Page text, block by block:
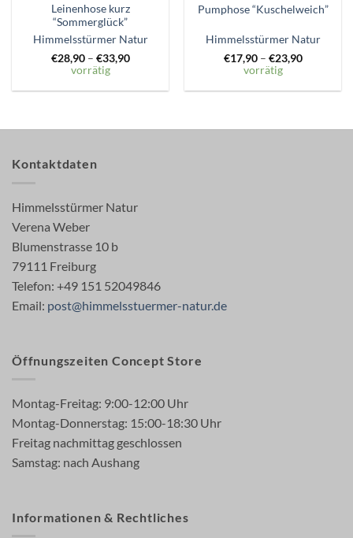
Leinenhose kurz
“Sommerglück”
Himmelsstürmer Natur
€28,90– €33,90
vorrätig
Pumphose “Kuschelweich”
Himmelsstürmer Natur
€17,90– €23,90
vorrätig
Kontaktdaten
Himmelsstürmer Natur
Verena Weber
Blumenstrasse 10 b
79111 Freiburg
Telefon: +49 151 52049846
Email: post@himmelsstuermer-natur.de
Öffnungszeiten Concept Store
Montag-Freitag: 9:00-12:00 Uhr
Montag-Donnerstag: 15:00-18:30 Uhr
Freitag nachmittag geschlossen
Samstag: nach Aushang
Informationen & Rechtliches